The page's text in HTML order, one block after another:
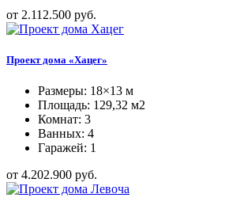
от 2.112.500 руб.
Проект дома «Хацег»
Размеры: 18×13 м
Площадь: 129,32 м2
Комнат: 3
Ванных: 4
Гаражей: 1
от 4.202.900 руб.